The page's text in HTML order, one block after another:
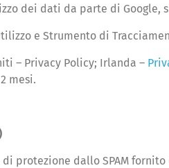
dei dati da parte di Google,
e Strumento di
– Privacy Policy; Irlanda –
mesi.
di protezione dallo SPAM